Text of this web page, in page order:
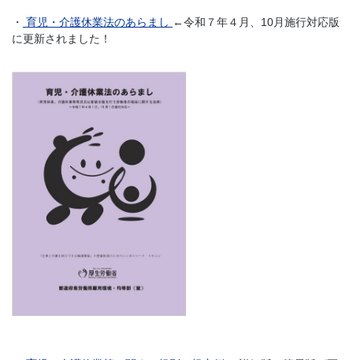
・ 育児・介護休業法のあらまし ←令和７年４月、10月施行対応版
に更新されました！